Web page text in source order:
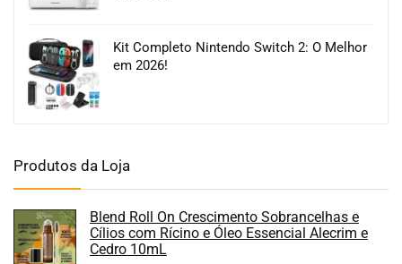
Kit Completo Nintendo Switch 2: O Melhor
em 2026!
Produtos da Loja
Blend Roll On Crescimento Sobrancelhas e
Cílios com Rícino e Óleo Essencial Alecrim e
Cedro 10mL